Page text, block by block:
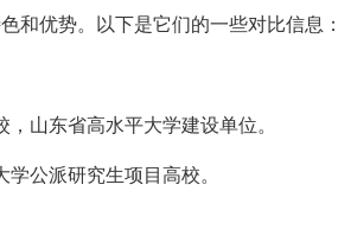
和优势。以下是它们的一些对比信息
山东省高水平大学建设单位。
公派研究生项目高校。